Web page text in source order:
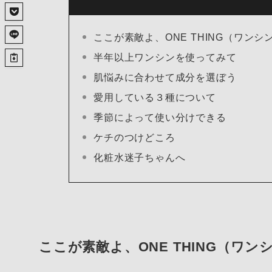
ここが素敵よ、ONE THING（ワンシン
半年以上ワンシンを使ってみて
肌悩みに合わせて成分を選ぼう
愛用している３種について
季節によって使い分けできる
ケチのつけどころ
化粧水迷子ちゃんへ
ここが素敵よ、ONE THING（ワンシ